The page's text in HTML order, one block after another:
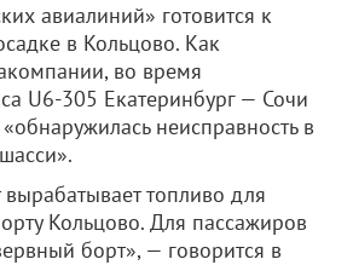
авиалиний» готовится к
в Кольцово. Как
во время
U6-305 Екатеринбург — Сочи
неисправность в
вырабатывает топливо для
Кольцово. Для пассажиров
борт», — говорится в